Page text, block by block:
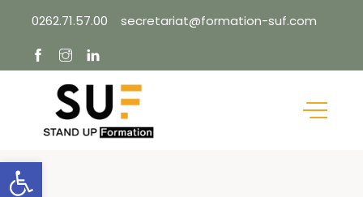
content
0262.71.57.00 secretariat@formation-suf.com
Ouvrir la barre d’outils